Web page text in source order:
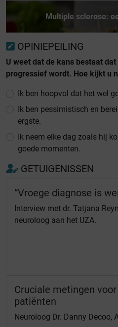
Multiple sclerose:
OPINIEPEILING
U weet dat de kans bestaat
progressief wordt. Hoe kijkt u
Ik ben hoopvol dat het wel
Ik ben pessimistisch en
ergste.
Ik neem elke dag zoals hij
goede momenten.
GETUIGENISSEN
“Vroege diagnose is
Interview met dr. Tatjana
neuroloog aan het UZA.
Cruciale metingen
patiënten
Neuroloog Dr. Danny Decoo,